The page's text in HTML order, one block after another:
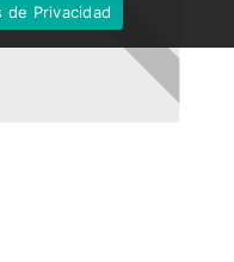
de Privacidad